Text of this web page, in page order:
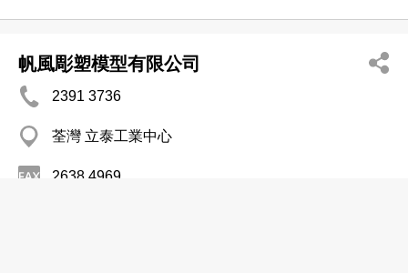
帆風彫塑模型有限公司
2391 3736
荃灣 立泰工業中心
2638 4969